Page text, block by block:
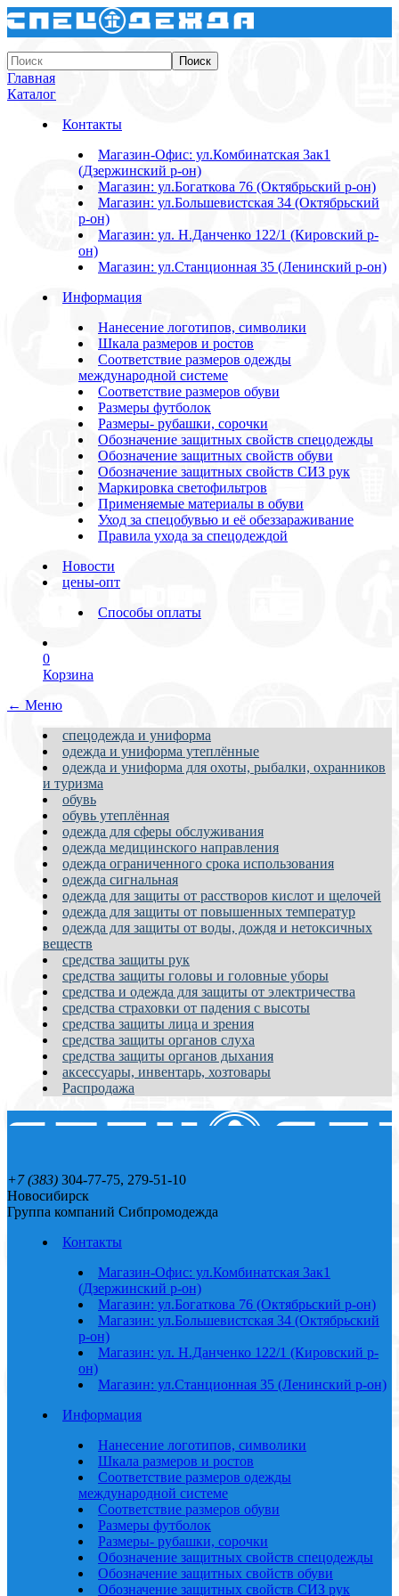
Главная
Каталог
Контакты
Магазин-Офис: ул.Комбинатская 3ак1
(Дзержинский р-он)
Магазин: ул.Богаткова 76 (Октябрьский р-он)
Магазин: ул.Большевистская 34 (Октябрьский
р-он)
Магазин: ул. Н.Данченко 122/1 (Кировский р-
он)
Магазин: ул.Станционная 35 (Ленинский р-он)
Информация
Нанесение логотипов, символики
Шкала размеров и ростов
Соответствие размеров одежды
международной системе
Соответствие размеров обуви
Размеры футболок
Размеры- рубашки, сорочки
Обозначение защитных свойств спецодежды
Обозначение защитных свойств обуви
Обозначение защитных свойств СИЗ рук
Маркировка светофильтров
Применяемые материалы в обуви
Уход за спецобувью и её обеззараживание
Правила ухода за спецодеждой
Новости
цены-опт
Способы оплаты
0
Корзина
← Меню
спецодежда и униформа
одежда и униформа утеплённые
одежда и униформа для охоты, рыбалки, охранников
и туризма
обувь
обувь утеплённая
одежда для сферы обслуживания
одежда медицинского направления
одежда ограниченного срока использования
одежда сигнальная
одежда для защиты от расстворов кислот и щелочей
одежда для защиты от повышенных температур
одежда для защиты от воды, дождя и нетоксичных
веществ
средства защиты рук
средства защиты головы и головные уборы
средства и одежда для защиты от электричества
средства страховки от падения с высоты
средства защиты лица и зрения
средства защиты органов слуха
средства защиты органов дыхания
аксессуары, инвентарь, хозтовары
Распродажа
+7 (383) 304-77-75, 279-51-10
Новосибирск
Группа компаний Сибпромодежда
Контакты
Магазин-Офис: ул.Комбинатская 3ак1
(Дзержинский р-он)
Магазин: ул.Богаткова 76 (Октябрьский р-он)
Магазин: ул.Большевистская 34 (Октябрьский
р-он)
Магазин: ул. Н.Данченко 122/1 (Кировский р-
он)
Магазин: ул.Станционная 35 (Ленинский р-он)
Информация
Нанесение логотипов, символики
Шкала размеров и ростов
Соответствие размеров одежды
международной системе
Соответствие размеров обуви
Размеры футболок
Размеры- рубашки, сорочки
Обозначение защитных свойств спецодежды
Обозначение защитных свойств обуви
Обозначение защитных свойств СИЗ рук